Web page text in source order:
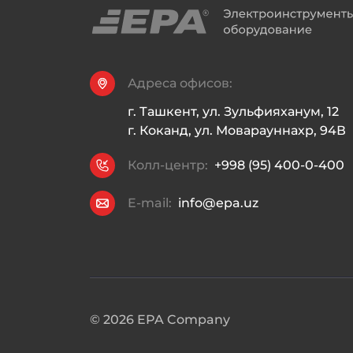
Адреса офисов:
г. Ташкент, ул. Зульфияханум, 12
г. Коканд, ул. Моварауннахр, 94В
Колл-центр: +998 (95) 400-0-400
E-mail: info@epa.uz
© 2026 EPA Company